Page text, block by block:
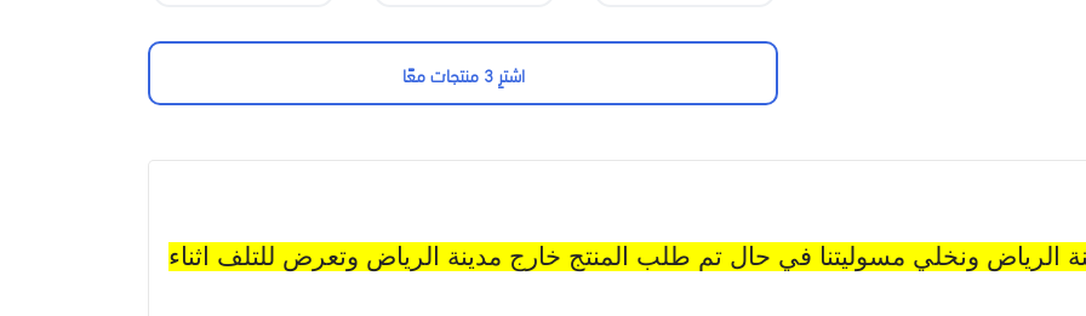
اشترِ 3 منتجات معًا
الرياض ونخلي مسوليتنا في حال تم طلب المنتج خارج مدينة الرياض وتعرض للتلف اثناء